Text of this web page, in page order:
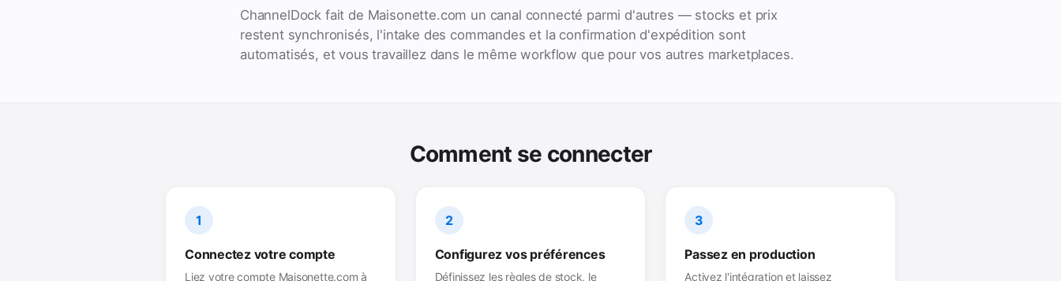
ChannelDock fait de Maisonette.com un canal connecté parmi d'autres — stocks et prix
restent synchronisés, l'intake des commandes et la confirmation d'expédition sont
automatisés, et vous travaillez dans le même workflow que pour vos autres marketplaces.
Comment se connecter
1
Connectez votre compte
Liez votre compte Maisonette.com à
2
Configurez vos préférences
Définissez les règles de stock, le
3
Passez en production
Activez l'intégration et laissez